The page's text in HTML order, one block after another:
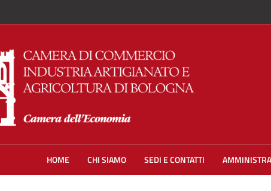
HOME CHI SIAMO SEDI E CONTATTI